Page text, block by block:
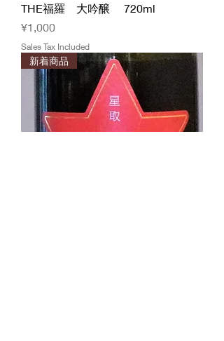
THE福羅 大吟醸 720ml
Price
¥1,000
Sales Tax Included
新着商品